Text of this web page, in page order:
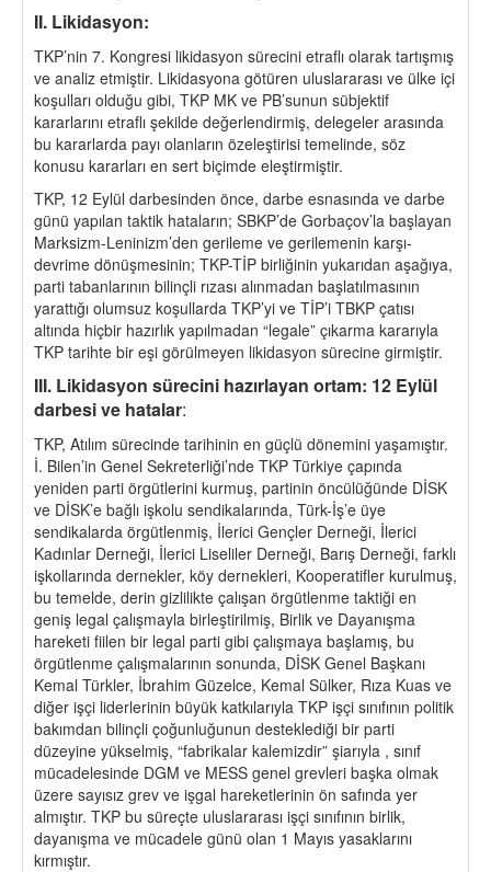
II. Likidasyon:
TKP’nin 7. Kongresi likidasyon sürecini etraflı olarak tartışmış
ve analiz etmiştir. Likidasyona götüren uluslararası ve ülke içi
koşulları olduğu gibi, TKP MK ve PB’sunun sübjektif
kararlarını etraflı şekilde değerlendirmiş, delegeler arasında
bu kararlarda payı olanların özeleştirisi temelinde, söz
konusu kararları en sert biçimde eleştirmiştir.
TKP, 12 Eylül darbesinden önce, darbe esnasında ve darbe
günü yapılan taktik hataların; SBKP’de Gorbaçov’la başlayan
Marksizm-Leninizm’den gerileme ve gerilemenin karşı-
devrime dönüşmesinin; TKP-TİP birliğinin yukarıdan aşağıya,
parti tabanlarının bilinçli rızası alınmadan başlatılmasının
yarattığı olumsuz koşullarda TKP’yi ve TİP’i TBKP çatısı
altında hiçbir hazırlık yapılmadan “legale” çıkarma kararıyla
TKP tarihte bir eşi görülmeyen likidasyon sürecine girmiştir.
III. Likidasyon sürecini hazırlayan ortam: 12 Eylül
darbesi ve hatalar:
TKP, Atılım sürecinde tarihinin en güçlü dönemini yaşamıştır.
İ. Bilen’in Genel Sekreterliği’nde TKP Türkiye çapında
yeniden parti örgütlerini kurmuş, partinin öncülüğünde DİSK
ve DİSK’e bağlı işkolu sendikalarında, Türk-İş’e üye
sendikalarda örgütlenmiş, İlerici Gençler Derneği, İlerici
Kadınlar Derneği, İlerici Liseliler Derneği, Barış Derneği, farklı
işkollarında dernekler, köy dernekleri, Kooperatifler kurulmuş,
bu temelde, derin gizlilikte çalışan örgütlenme taktiği en
geniş legal çalışmayla birleştirilmiş, Birlik ve Dayanışma
hareketi fiilen bir legal parti gibi çalışmaya başlamış, bu
örgütlenme çalışmalarının sonunda, DİSK Genel Başkanı
Kemal Türkler, İbrahim Güzelce, Kemal Sülker, Rıza Kuas ve
diğer işçi liderlerinin büyük katkılarıyla TKP işçi sınıfının politik
bakımdan bilinçli çoğunluğunun desteklediği bir parti
düzeyine yükselmiş, “fabrikalar kalemizdir” şiarıyla , sınıf
mücadelesinde DGM ve MESS genel grevleri başka olmak
üzere sayısız grev ve işgal hareketlerinin ön safında yer
almıştır. TKP bu süreçte uluslararası işçi sınıfının birlik,
dayanışma ve mücadele günü olan 1 Mayıs yasaklarını
kırmıştır.